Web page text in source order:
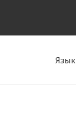
Язык